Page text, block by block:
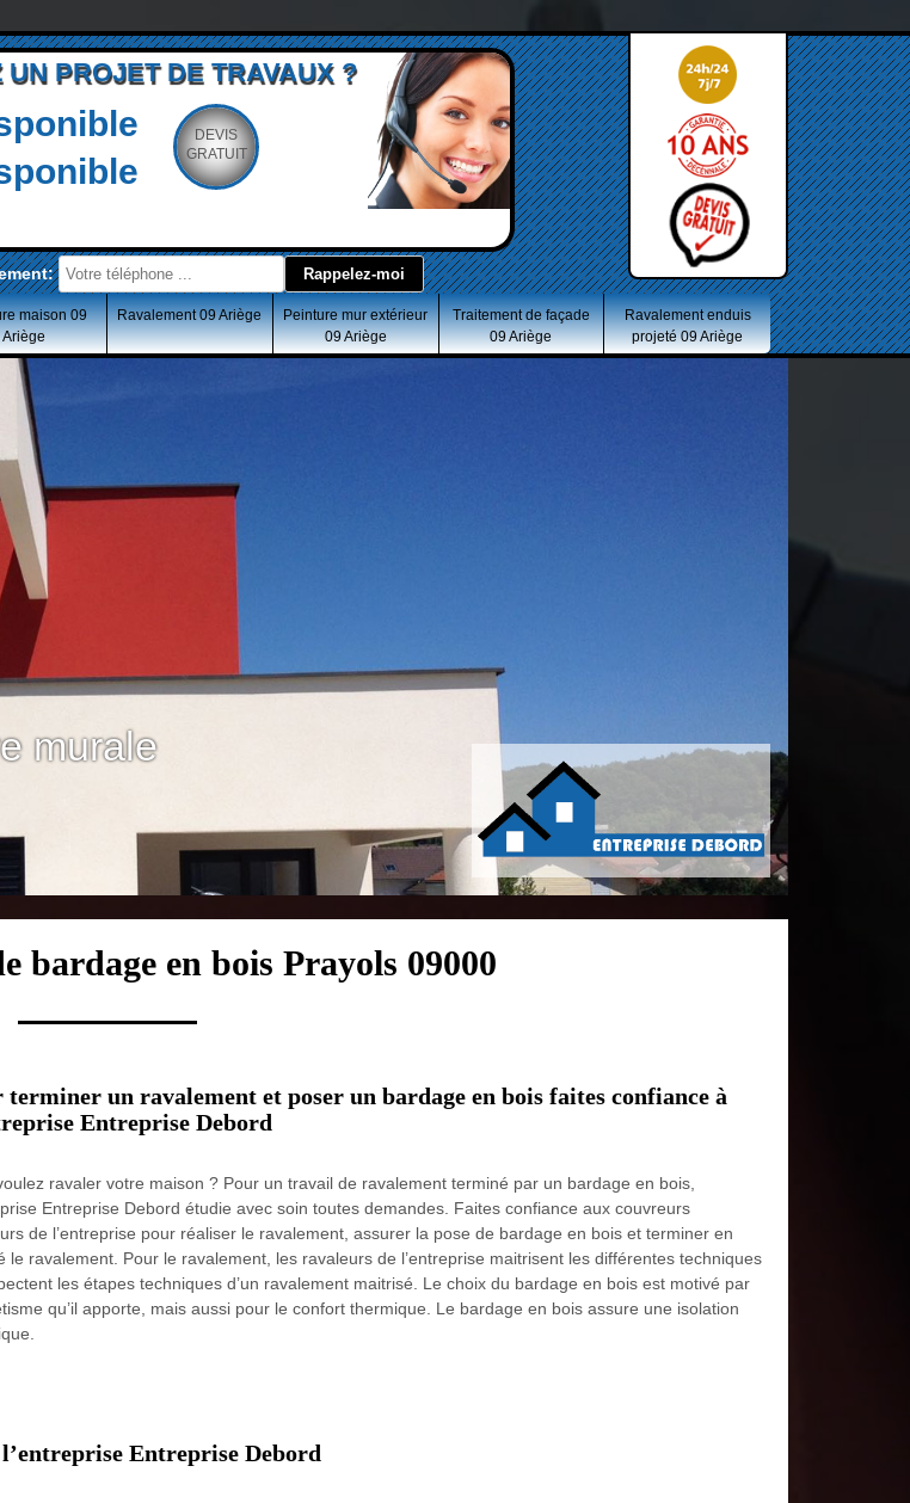
UN PROJET DE TRAVAUX ?
DEVIS
GRATUIT
maison 09
Ariège
Ravalement 09 Ariège
Peinture mur extérieur
09 Ariège
Traitement de façade
09 Ariège
Ravalement enduis
projeté 09 Ariège
murale
bardage en bois Prayols 09000
terminer un ravalement et poser un bardage en bois faites confiance à
Entreprise Debord
ravaler votre maison ? Pour un travail de ravalement terminé par un bardage en bois,
Entreprise Debord étudie avec soin toutes demandes. Faites confiance aux couvreurs
de l’entreprise pour réaliser le ravalement, assurer la pose de bardage en bois et terminer en
le ravalement. Pour le ravalement, les ravaleurs de l’entreprise maitrisent les différentes techniques
les étapes techniques d’un ravalement maitrisé. Le choix du bardage en bois est motivé par
qu’il apporte, mais aussi pour le confort thermique. Le bardage en bois assure une isolation
Entreprise Debord